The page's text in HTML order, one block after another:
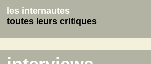
les autres critiques des internautes
Scarlett
les internautes
toutes leurs critiques